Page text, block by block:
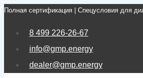
Перейти
Полная сертификация | Спецусловия для
8 499 226-26-67
info@gmp.energy
dealer@gmp.energy